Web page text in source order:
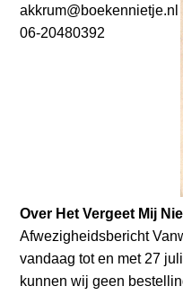
akkrum@boekennietje.nl
06-20480392
Over Het Vergeet Mij
Afwezigheidsbericht
vandaag tot en met 27
kunnen wij geen